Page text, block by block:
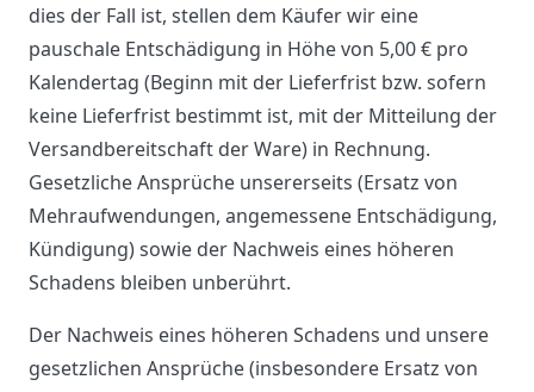
dies der Fall ist, stellen dem Käufer wir eine
pauschale Entschädigung in Höhe von 5,00 € pro
Kalendertag (Beginn mit der Lieferfrist bzw. sofern
keine Lieferfrist bestimmt ist, mit der Mitteilung der
Versandbereitschaft der Ware) in Rechnung.
Gesetzliche Ansprüche unsererseits (Ersatz von
Mehraufwendungen, angemessene Entschädigung,
Kündigung) sowie der Nachweis eines höheren
Schadens bleiben unberührt.
Der Nachweis eines höheren Schadens und unsere
gesetzlichen Ansprüche (insbesondere Ersatz von